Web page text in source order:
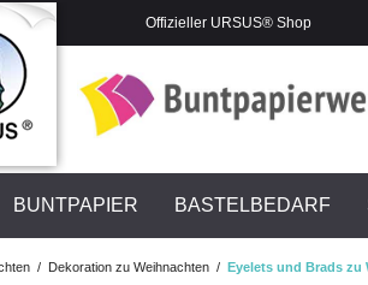
Offizieller URSUS® Shop
BUNTPAPIER BASTELBEDARF
/ Dekoration zu Weihnachten / Eyelets und Brads zu